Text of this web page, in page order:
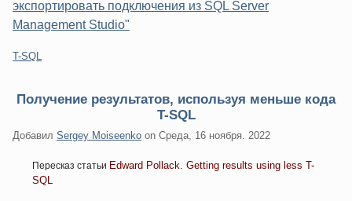
экспортировать подключения из SQL Server
Management Studio"
Категории:
T-SQL
Получение результатов, используя меньше кода
T-SQL
Добавил Sergey Moiseenko on Среда, 16 ноября. 2022
Пересказ статьи Edward Pollack. Getting results using less T-
SQL